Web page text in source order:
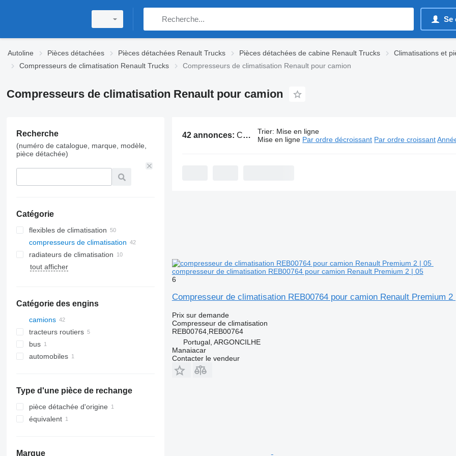
Se
Autoline Pièces détachées Pièces détachées Renault Trucks Pièces détachées de cabine Renault Trucks
Climatisations et
Compresseurs de climatisation Renault Trucks
Compresseurs de climatisation Renault pour camion
Compresseurs de climatisation Renault pour camion
Recherche
(numéro de catalogue, marque, modèle,
pièce détachée)
Catégorie
flexibles de climatisation
compresseurs de climatisation
radiateurs de climatisation
tout afficher
Catégorie des engins
camions
tracteurs routiers
bus
automobiles
Type d'une pièce de rechange
pièce détachée d'origine
équivalent
Marque
42 annonces: Compresseurs de climatisation Renault pour camion Trier: Mise en ligne
Mise en ligne Par ordre décroissant Par ordre croissant
compresseur de climatisation REB00764 pour camion Renault Premium 2 | 05
6
Compresseur de climatisation REB00764 pour camion Renault Premium 2
Prix sur demande
Compresseur de climatisation
REB00764,REB00764
Portugal, ARGONCILHE
Manaiacar
Contacter le vendeur